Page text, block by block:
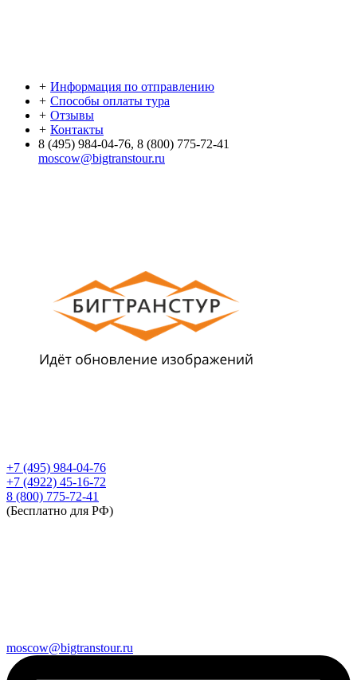
+ Информация по отправлению
+ Способы оплаты тура
+ Отзывы
+ Контакты
8 (495) 984-04-76, 8 (800) 775-72-41
moscow@bigtranstour.ru
+7 (495) 984-04-76
+7 (4922) 45-16-72
8 (800) 775-72-41
(Бесплатно для РФ)
moscow@bigtranstour.ru